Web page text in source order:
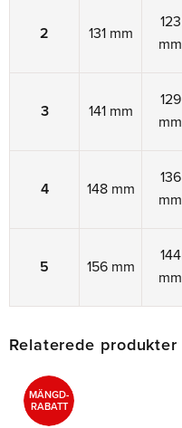
2 131 mm
123
mm
3 141 mm
129
mm
4 148 mm
136
mm
5 156 mm
144
mm
Relaterede produkter
MÄNGD-
RABATT